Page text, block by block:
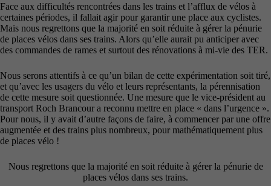
Face aux difficultés rencontrées dans les trains et l’afflux de vélos à
certaines périodes, il fallait agir pour garantir une place aux cyclistes.
Mais nous regrettons que la majorité en soit réduite à gérer la pénurie
de places vélos dans ses trains. Alors qu’elle aurait pu anticiper avec
des commandes de rames et surtout des rénovations à mi-vie des TER.
Nous serons attentifs à ce qu’un bilan de cette expérimentation soit tiré,
et qu’avec les usagers du vélo et leurs représentants, la pérennisation
de cette mesure soit questionnée. Une mesure que le vice-président au
transport Roch Brancour a reconnu mettre en place « dans l’urgence ».
Pour nous, il y avait d’autre façons de faire, à commencer par une offre
augmentée et des trains plus nombreux, pour mathématiquement plus
de places vélo !
Nous regrettons que la majorité en soit réduite à gérer la pénurie de
places vélos dans ses trains.